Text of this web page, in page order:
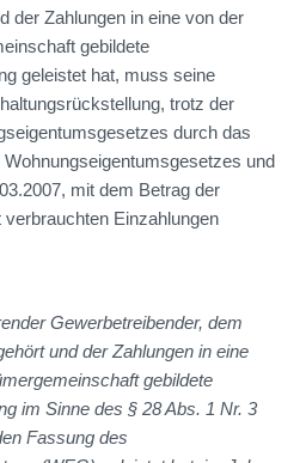
der Zahlungen in eine von der
gebildete
geleistet hat, muss seine
trotz der
durch das
und
mit dem Betrag der
Einzahlungen
Gewerbetreibender, dem
und der Zahlungen in eine
gebildete
im Sinne des § 28 Abs. 1 Nr. 3
Fassung des